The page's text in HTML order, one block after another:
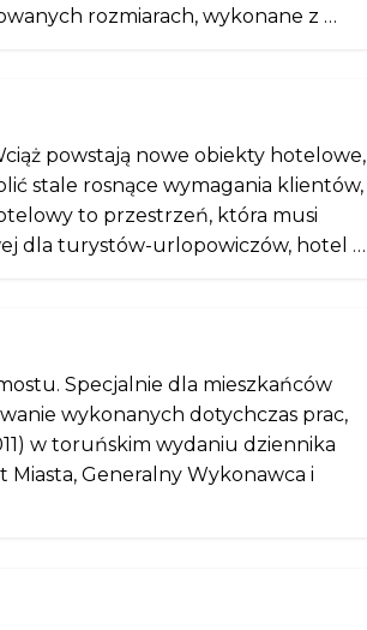
rozmiarach, wykonane z …
powstają nowe obiekty hotelowe,
stale rosnące wymagania klientów,
to przestrzeń, która musi
dla turystów-urlopowiczów, hotel …
Specjalnie dla mieszkańców
wykonanych dotychczas prac,
w toruńskim wydaniu dziennika
Generalny Wykonawca i